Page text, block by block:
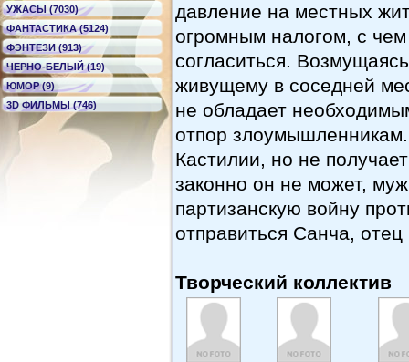
УЖАСЫ (7030)
ФАНТАСТИКА (5124)
ФЭНТЕЗИ (913)
ЧЕРНО-БЕЛЫЙ (19)
ЮМОР (9)
3D ФИЛЬМЫ (746)
давление на местных
огромным налогом, с
согласиться.
живущему в соседней
не обладает
отпор
Кастилии, но не
законно он не может,
партизанскую войну
отправиться Санча,
Творческий коллектив